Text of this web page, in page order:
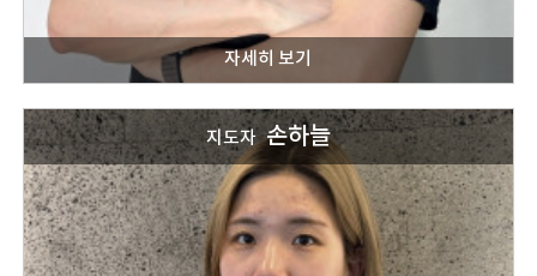
지도자 손하늘